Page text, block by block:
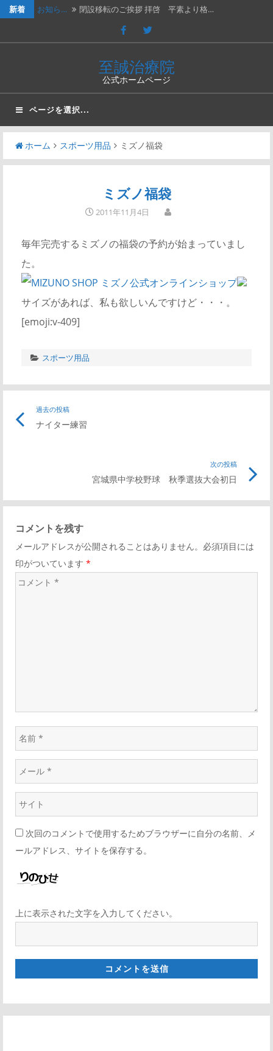
新着 お知ら… 閉設移転のご挨拶 拝啓 平素より格…
202４年３月２日（土）は臨時休診…
2023年７月１５日（土）は臨時休…
2023年2月25日（土）、202…
新年の…
至誠治療院
公式ホームページ
ページを選択...
ホーム スポーツ用品 ミズノ福袋
ミズノ福袋
2011年11月4日
毎年完売するミズノの福袋の予約が始まっていまし
た。
サイズがあれば、私も欲しいんですけど・・・。
[emoji:v-409]
スポーツ用品
過去の投稿
ナイター練習
次の投稿
宮城県中学校野球 秋季選抜大会初日
コメントを残す
メールアドレスが公開されることはありません。必須項目には
印がついています *
次回のコメントで使用するためブラウザーに自分の名前、メ
ールアドレス、サイトを保存する。
上に表示された文字を入力してください。